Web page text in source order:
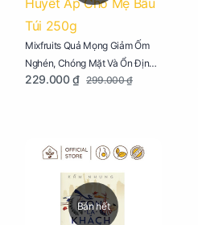
Mixfruits Quả Mọng Giảm Ốm
Nghén, Chóng Mặt Và Ổn Định
Huyết Áp Cho Mẹ Bầu Túi 250g
229.000 ₫ 299.000 ₫
Bán hết